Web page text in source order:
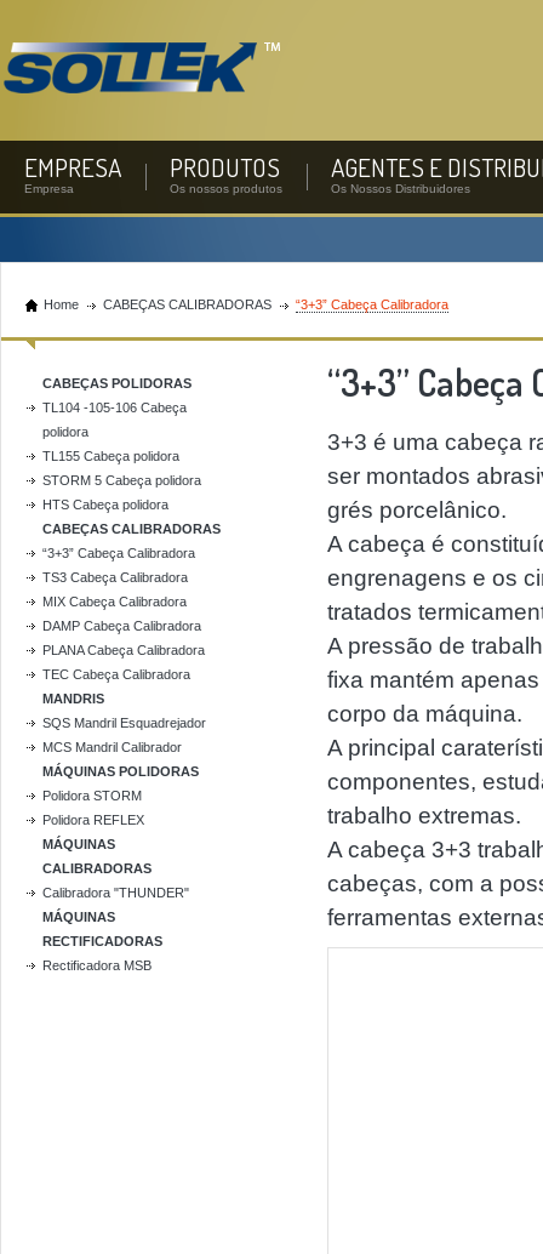
EMPRESA
Empresa
PRODUTOS
Os nossos produtos
AGENTES E
Os Nossos Distribuidores
Home CABEÇAS CALIBRADORAS “3+3” Cabeça Calibradora
CABEÇAS POLIDORAS
TL104 -105-106 Cabeça
polidora
TL155 Cabeça polidora
STORM 5 Cabeça polidora
HTS Cabeça polidora
CABEÇAS CALIBRADORAS
“3+3” Cabeça Calibradora
TS3 Cabeça Calibradora
MIX Cabeça Calibradora
DAMP Cabeça Calibradora
PLANA Cabeça Calibradora
TEC Cabeça Calibradora
MANDRIS
SQS Mandril Esquadrejador
MCS Mandril Calibrador
MÁQUINAS POLIDORAS
Polidora STORM
Polidora REFLEX
MÁQUINAS
CALIBRADORAS
Calibradora "THUNDER"
MÁQUINAS
RECTIFICADORAS
Rectificadora MSB
“3+3”
3+3 é uma cabeça
ser montados
grés porcelânico.
A cabeça é
engrenagens e os
tratados
A pressão de
fixa mantém
corpo da máquina.
A principal
componentes,
trabalho extremas.
A cabeça 3+3
cabeças, com a
ferramentas